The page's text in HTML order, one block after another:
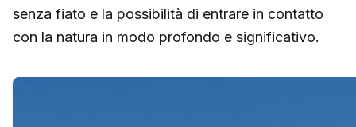
senza fiato e la possibilità di entrare in contatto
con la natura in modo profondo e significativo.